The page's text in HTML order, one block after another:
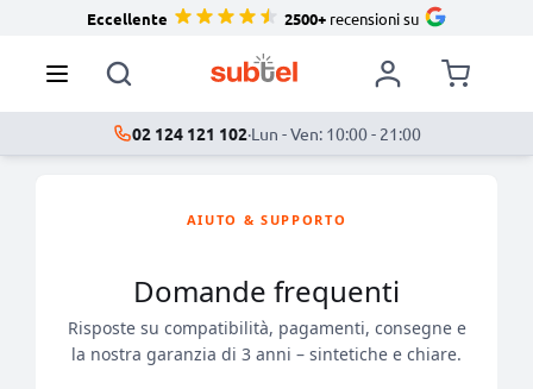
Eccellente 2500+recensioni su
02 124 121 102·Lun - Ven: 10:00 - 21:00
AIUTO & SUPPORTO
Domande frequenti
Risposte su compatibilità, pagamenti, consegne e
la nostra garanzia di 3 anni – sintetiche e chiare.